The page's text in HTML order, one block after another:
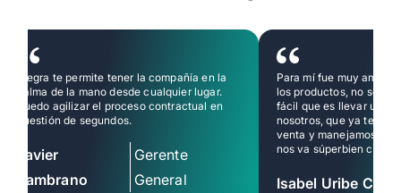
Alegra te permite tener la compañía en la
palma de la mano desde cualquier lugar.
Puedo agilizar el proceso contractual en
cuestión de segundos.
Javier
Zambrano
Gerente
General
Para mí fue muy
los productos, no
fácil que es llevar un
nosotros, que ya
venta y manejamos
nos va súperbien con
Isabel Uribe